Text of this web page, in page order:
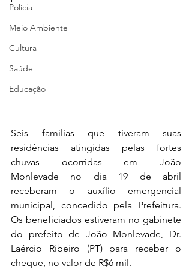
Polícia
Meio Ambiente
Cultura
Saúde
Educação
Seis famílias que tiveram suas
residências atingidas pelas fortes
chuvas ocorridas em João
Monlevade no dia 19 de abril
receberam o auxílio emergencial
municipal, concedido pela Prefeitura.
Os beneficiados estiveram no gabinete
do prefeito de João Monlevade, Dr.
Laércio Ribeiro (PT) para receber o
cheque, no valor de R$6 mil.